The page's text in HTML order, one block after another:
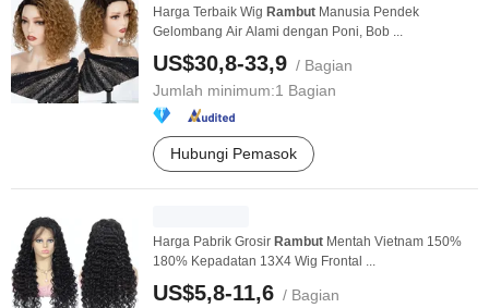
Harga Terbaik Wig Rambut Manusia Pendek
Gelombang Air Alami dengan Poni, Bob ...
US$30,8-33,9 / Bagian
Jumlah minimum:1 Bagian
Hubungi Pemasok
Harga Pabrik Grosir Rambut Mentah Vietnam 150%
180% Kepadatan 13X4 Wig Frontal ...
US$5,8-11,6 / Bagian